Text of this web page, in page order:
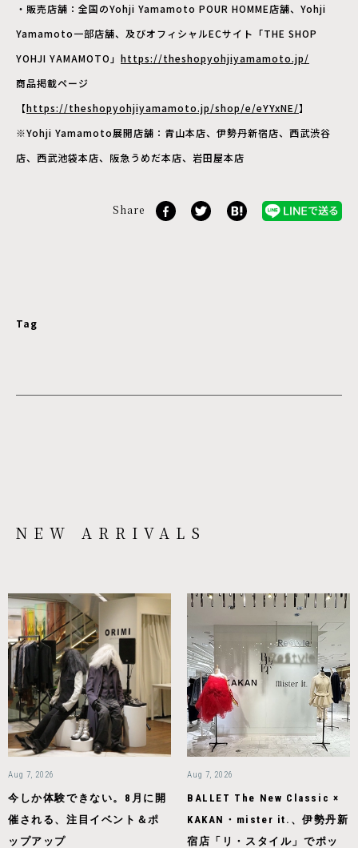
・販売店舗：全国のYohji Yamamoto POUR HOMME店舗、Yohji
Yamamoto一部店舗、及びオフィシャルECサイト「THE SHOP
YOHJI YAMAMOTO」 https://theshopyohjiyamamoto.jp/
商品掲載ページ
【https://theshopyohjiyamamoto.jp/shop/e/eYYxNE/
※Yohji Yamamoto展開店舗：青山本店、伊勢丹新宿店、西武渋谷
店、西武池袋本店、阪急うめだ本店、岩田屋本店
Share
Tag
NEW ARRIVALS
Aug 7, 2026
今しか体験できない。8月に開
催される、注目イベント＆ポ
ップアップ
Aug 7, 2026
BALLET The New Classic ×
KAKAN・mister it.、伊勢丹新
宿店「リ・スタイル」でポッ